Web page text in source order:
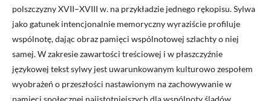
polszczyzny XVII–XVIII w. na przykładzie jednego rękopisu. Sylwa
jako gatunek intencjonalnie memoryczny wyraziście profiluje
wspólnotę, dając obraz pamięci wspólnotowej szlachty o niej
samej. W zakresie zawartości treściowej i w płaszczyźnie
językowej tekst sylwy jest uwarunkowanym kulturowo zespołem
wyobrażeń o przeszłości nastawionym na zachowywanie w
pamięci społecznej najistotniejszych dla wspólnoty śladów